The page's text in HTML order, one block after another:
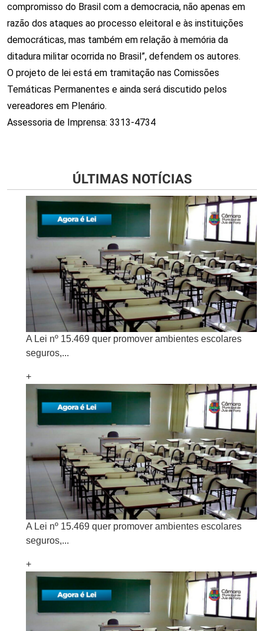
compromisso do Brasil com a democracia, não apenas em
razão dos ataques ao processo eleitoral e às instituições
democráticas, mas também em relação à memória da
ditadura militar ocorrida no Brasil”, defendem os autores.
O projeto de lei está em tramitação nas Comissões
Temáticas Permanentes e ainda será discutido pelos
vereadores em Plenário.
Assessoria de Imprensa: 3313-4734
ÚLTIMAS NOTÍCIAS
A Lei nº 15.469 quer promover ambientes escolares
seguros,...
+
A Lei nº 15.469 quer promover ambientes escolares
seguros,...
+